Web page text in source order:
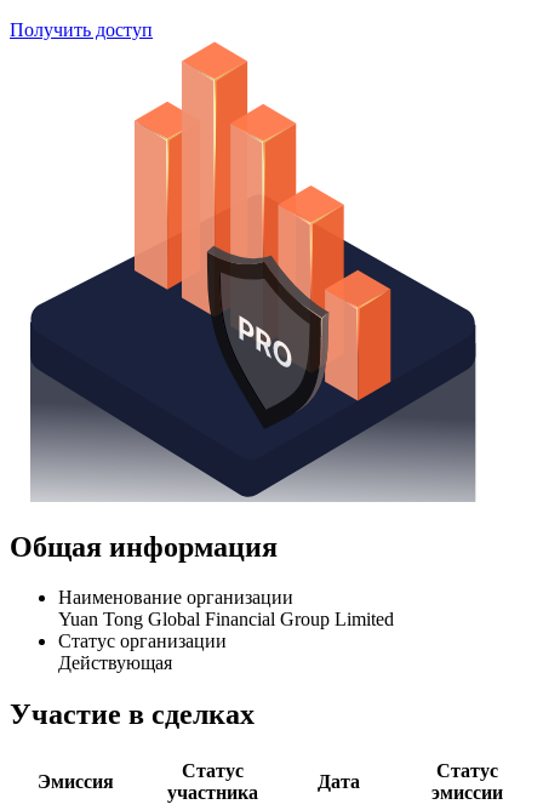
Получить доступ
Общая информация
Наименование организации
Yuan Tong Global Financial Group Limited
Статус организации
Действующая
Участие в сделках
Эмиссия
Статус
участника
Дата
Статус
эмиссии